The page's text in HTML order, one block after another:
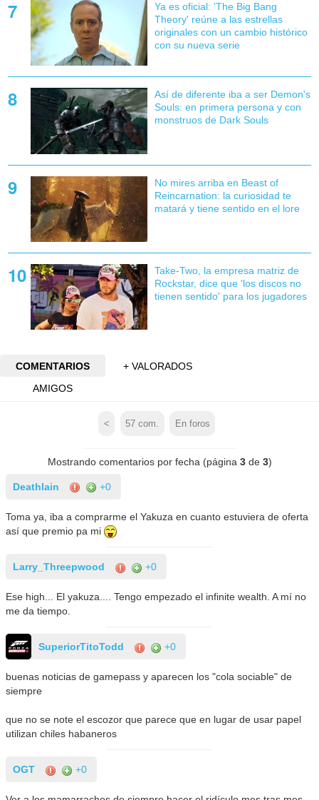
Ya es oficial: 'The Big Bang
Theory' reúne a las estrellas
originales con un cambio histórico
con su nueva serie
Así de diferente iba a ser Demon's
Souls: en primera persona y con
monstruos de Dark Souls
No mires arriba en Beast of
Reincarnation: la curiosidad te
matará y tiene sentido en el lore
Take-Two, la empresa matriz de
Rockstar, dice que 'los discos no
tienen sentido' para los jugadores
COMENTARIOS
+ VALORADOS
AMIGOS
< 57 com. En foros
Mostrando comentarios por fecha (página 3de 3)
Deathlain +0
Toma ya, iba a comprarme el Yakuza en cuanto estuviera de oferta
así que premio pa mi
Larry_Threepwood +0
Ese high... El yakuza.... Tengo empezado el infinite wealth. A mí no
me da tiempo.
SuperiorTitoTodd +0
buenas noticias de gamepass y aparecen los "cola sociable" de
siempre
que no se note el escozor que parece que en lugar de usar papel
utilizan chiles habaneros
OGT +0